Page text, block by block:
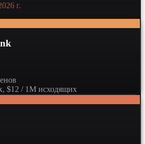
г.
$12 / 1M исходящих